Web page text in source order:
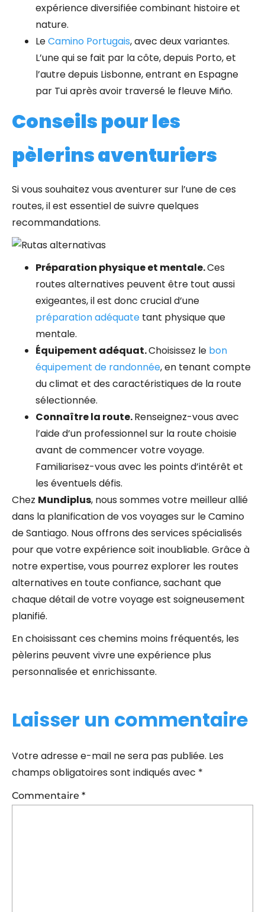
expérience diversifiée combinant histoire et
nature.
LeCamino Portugais, avec deux variantes.
L’une qui se fait par la côte, depuis Porto, et
l’autre depuis Lisbonne, entrant en Espagne
par Tui après avoir traversé le fleuve Miño.
Conseils pour les
pèlerins aventuriers
Si vous souhaitez vous aventurer sur l’une de ces
routes, il est essentiel de suivre quelques
recommandations.
Préparation physique et mentale.Ces
routes alternatives peuvent être tout aussi
exigeantes, il est donc crucial d’une
préparation adéquate tant physique que
mentale.
Équipement adéquat.Choisissez le bon
équipement de randonnée, en tenant compte
du climat et des caractéristiques de la route
sélectionnée.
Connaître la route.Renseignez-vous avec
l’aide d’un professionnel sur la route choisie
avant de commencer votre voyage.
Familiarisez-vous avec les points d’intérêt et
les éventuels défis.
Chez Mundiplus, nous sommes votre meilleur allié
dans la planification de vos voyages sur le Camino
de Santiago. Nous offrons des services spécialisés
pour que votre expérience soit inoubliable. Grâce à
notre expertise, vous pourrez explorer les routes
alternatives en toute confiance, sachant que
chaque détail de votre voyage est soigneusement
planifié.
En choisissant ces chemins moins fréquentés, les
pèlerins peuvent vivre une expérience plus
personnalisée et enrichissante.
Laisser un commentaire
Votre adresse e-mail ne sera pas publiée. Les
champs obligatoires sont indiqués avec *
Commentaire *